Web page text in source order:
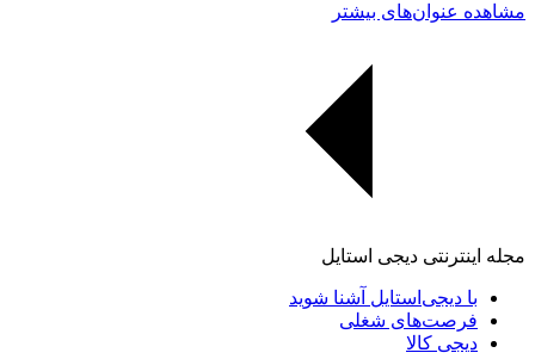
مشاهده عنوان‌های بیشتر
مجله اینترنتی دیجی استایل
با دیجی‌استایل آشنا شوید
فرصت‌های شغلی
دیجی کالا